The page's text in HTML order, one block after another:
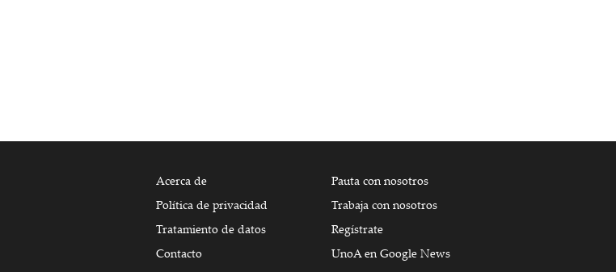
Acerca de
Política de privacidad
Tratamiento de datos
Contacto
Pauta con nosotros
Trabaja con nosotros
Regístrate
UnoA en Google News